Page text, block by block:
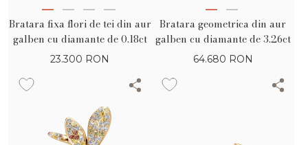
Bratara fixa flori de tei din aur
galben cu diamante de 0.18ct
23.300 RON
Bratara geometrica din aur
galben cu diamante de 3.26ct
64.680 RON